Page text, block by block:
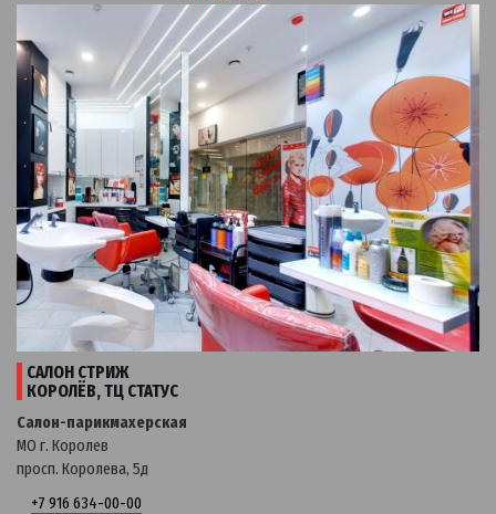
САЛОН СТРИЖ
КОРОЛЁВ, ТЦ СТАТУС
Салон-парикмахерская
МО г. Королев
просп. Королева, 5д
+7 916 634-00-00